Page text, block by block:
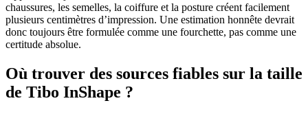
chaussures, les semelles, la coiffure et la posture créent facilement
plusieurs centimètres d’impression. Une estimation honnête devrait
donc toujours être formulée comme une fourchette, pas comme une
certitude absolue.
Où trouver des sources fiables sur la taille
de Tibo InShape ?